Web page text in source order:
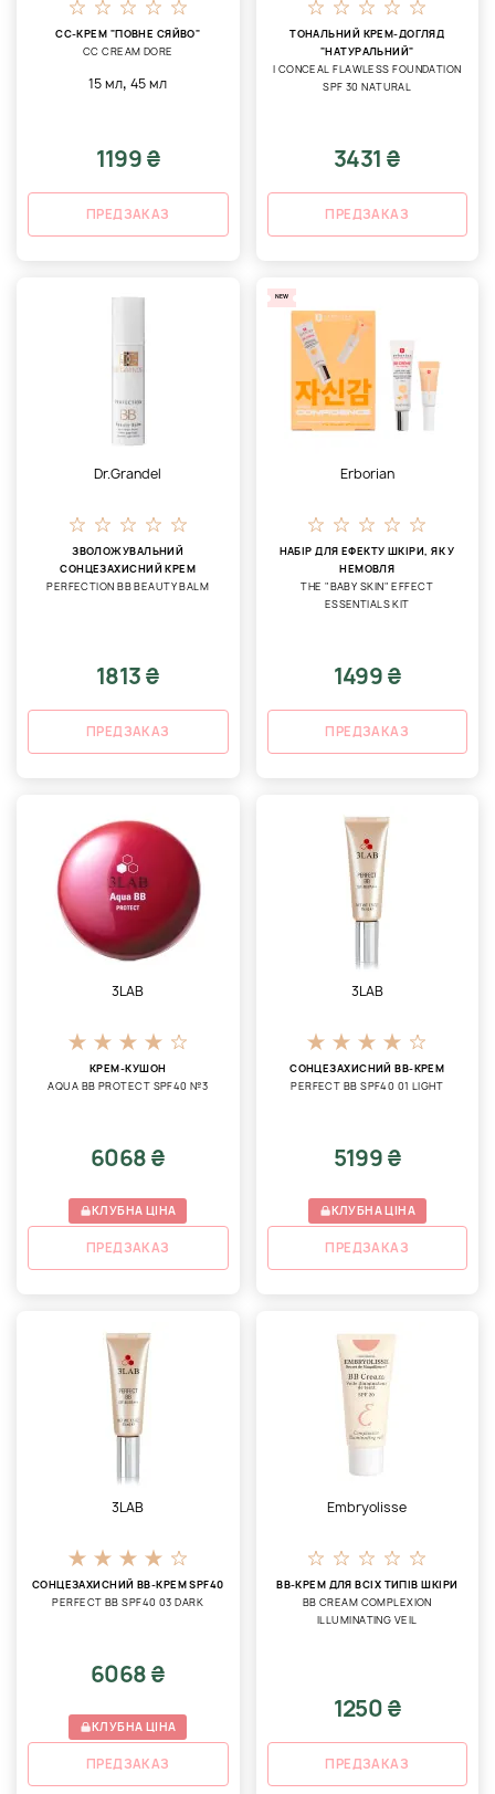
CC-КРЕМ "ПОВНЕ СЯЙВО"
CC CREAM DORE
15 мл,45 мл
1199 ₴
ПРЕДЗАКАЗ
ТОНАЛЬНИЙ КРЕМ-ДОГЛЯД
"НАТУРАЛЬНИЙ"
I CONCEAL FLAWLESS FOUNDATION
SPF 30 NATURAL
3431 ₴
ПРЕДЗАКАЗ
Dr.Grandel
ЗВОЛОЖУВАЛЬНИЙ
СОНЦЕЗАХИСНИЙ КРЕМ
PERFECTION BB BEAUTY BALM
1813 ₴
ПРЕДЗАКАЗ
NEW
Erborian
НАБІР ДЛЯ ЕФЕКТУ ШКІРИ, ЯК У
НЕМОВЛЯ
THE "BABY SKIN" EFFECT
ESSENTIALS KIT
1499 ₴
ПРЕДЗАКАЗ
3LAB
КРЕМ-КУШОН
AQUA ВВ PROTECT SPF40 №3
6068 ₴
КЛУБНА ЦІНА
ПРЕДЗАКАЗ
3LAB
СОНЦЕЗАХИСНИЙ BB-КРЕМ
PERFECT BB SPF40 01 LIGHT
5199 ₴
КЛУБНА ЦІНА
ПРЕДЗАКАЗ
3LAB
СОНЦЕЗАХИСНИЙ BB-КРЕМ SPF40
PERFECT BB SPF40 03 DARK
6068 ₴
КЛУБНА ЦІНА
ПРЕДЗАКАЗ
Embryolisse
BB-КРЕМ ДЛЯ ВСІХ ТИПІВ ШКІРИ
ВВ CREAM COMPLEXION
ILLUMINATING VEIL
1250 ₴
ПРЕДЗАКАЗ